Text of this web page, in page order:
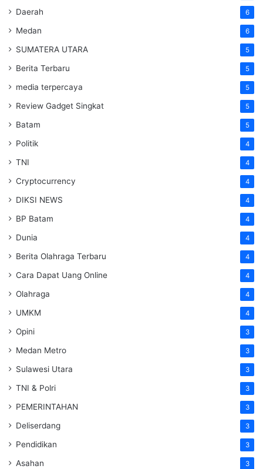
Daerah 6
Medan 6
SUMATERA UTARA 5
Berita Terbaru 5
media terpercaya 5
Review Gadget Singkat 5
Batam 5
Politik 4
TNI 4
Cryptocurrency 4
DIKSI NEWS 4
BP Batam 4
Dunia 4
Berita Olahraga Terbaru 4
Cara Dapat Uang Online 4
Olahraga 4
UMKM 4
Opini 3
Medan Metro 3
Sulawesi Utara 3
TNI & Polri 3
PEMERINTAHAN 3
Deliserdang 3
Pendidikan 3
Asahan 3